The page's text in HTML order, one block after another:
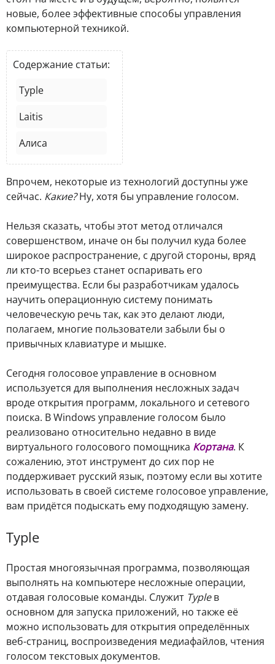
новые, более эффективные способы управления
компьютерной техникой.
Содержание статьи:
Typle
Laitis
Алиса
Впрочем, некоторые из технологий доступны уже
сейчас. Какие?Ну, хотя бы управление голосом.
Нельзя сказать, чтобы этот метод отличался
совершенством, иначе он бы получил куда более
широкое распространение, с другой стороны, вряд
ли кто-то всерьез станет оспаривать его
преимущества. Если бы разработчикам удалось
научить операционную систему понимать
человеческую речь так, как это делают люди,
полагаем, многие пользователи забыли бы о
привычных клавиатуре и мышке.
Сегодня голосовое управление в основном
используется для выполнения несложных задач
вроде открытия программ, локального и сетевого
поиска. В Windows управление голосом было
реализовано относительно недавно в виде
виртуального голосового помощника Кортана. К
сожалению, этот инструмент до сих пор не
поддерживает русский язык, поэтому если вы хотите
использовать в своей системе голосовое управление,
вам придётся подыскать ему подходящую замену.
Typle
Простая многоязычная программа, позволяющая
выполнять на компьютере несложные операции,
отдавая голосовые команды. Служит Typleв
основном для запуска приложений, но также её
можно использовать для открытия определённых
веб-страниц, воспроизведения медиафайлов, чтения
голосом текстовых документов.